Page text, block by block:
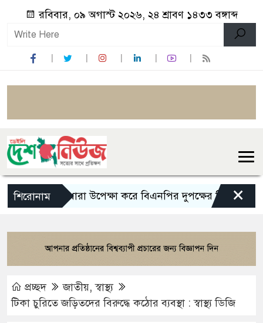
রবিবার, ০৯ অগাস্ট ২০২৬, ২৪ শ্রাবণ ১৪৩৩ বঙ্গাব্দ
শিরোনাম
১৪৪ ধারা উপেক্ষা করে বিএনপির দুপক্ষের মিছিল-সমাবেশ
×
প্রচ্ছদ জাতীয়,স্বাস্থ্য
টিকা চুরিতে জড়িতদের বিরুদ্ধে কঠোর ব্যবস্থা : স্বাস্থ্য ডিজি